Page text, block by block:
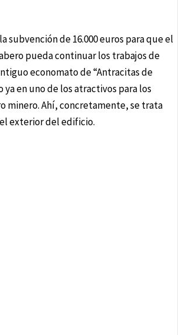
subvención de 16.000 euros para que el
pueda continuar los trabajos de
economato de “Antracitas de
ya en uno de los atractivos para los
minero. Ahí, concretamente, se trata
exterior del edificio.